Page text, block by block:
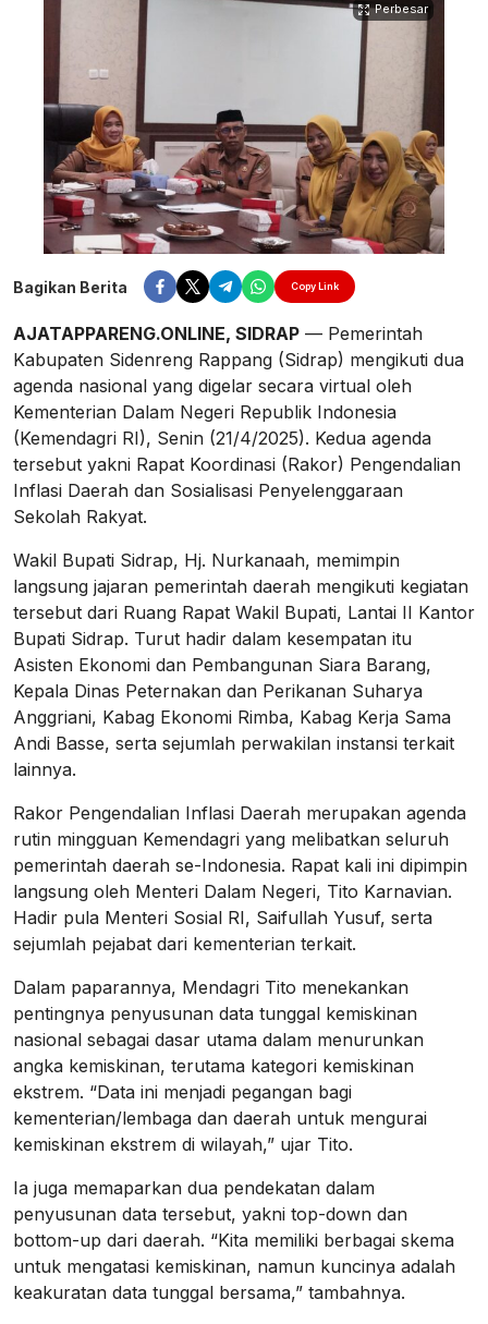
Perbesar
Bagikan Berita Copy Link
AJATAPPARENG.ONLINE, SIDRAP — Pemerintah
Kabupaten Sidenreng Rappang (Sidrap) mengikuti dua
agenda nasional yang digelar secara virtual oleh
Kementerian Dalam Negeri Republik Indonesia
(Kemendagri RI), Senin (21/4/2025). Kedua agenda
tersebut yakni Rapat Koordinasi (Rakor) Pengendalian
Inflasi Daerah dan Sosialisasi Penyelenggaraan
Sekolah Rakyat.
Wakil Bupati Sidrap, Hj. Nurkanaah, memimpin
langsung jajaran pemerintah daerah mengikuti kegiatan
tersebut dari Ruang Rapat Wakil Bupati, Lantai II Kantor
Bupati Sidrap. Turut hadir dalam kesempatan itu
Asisten Ekonomi dan Pembangunan Siara Barang,
Kepala Dinas Peternakan dan Perikanan Suharya
Anggriani, Kabag Ekonomi Rimba, Kabag Kerja Sama
Andi Basse, serta sejumlah perwakilan instansi terkait
lainnya.
Rakor Pengendalian Inflasi Daerah merupakan agenda
rutin mingguan Kemendagri yang melibatkan seluruh
pemerintah daerah se-Indonesia. Rapat kali ini dipimpin
langsung oleh Menteri Dalam Negeri, Tito Karnavian.
Hadir pula Menteri Sosial RI, Saifullah Yusuf, serta
sejumlah pejabat dari kementerian terkait.
Dalam paparannya, Mendagri Tito menekankan
pentingnya penyusunan data tunggal kemiskinan
nasional sebagai dasar utama dalam menurunkan
angka kemiskinan, terutama kategori kemiskinan
ekstrem. “Data ini menjadi pegangan bagi
kementerian/lembaga dan daerah untuk mengurai
kemiskinan ekstrem di wilayah,” ujar Tito.
Ia juga memaparkan dua pendekatan dalam
penyusunan data tersebut, yakni top-down dan
bottom-up dari daerah. “Kita memiliki berbagai skema
untuk mengatasi kemiskinan, namun kuncinya adalah
keakuratan data tunggal bersama,” tambahnya.